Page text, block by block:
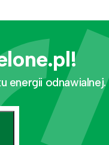
energii odnawialnej.